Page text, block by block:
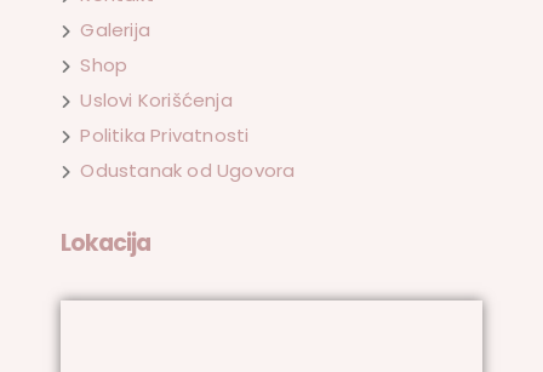
Galerija
Shop
Uslovi Korišćenja
Politika Privatnosti
Odustanak od Ugovora
Lokacija